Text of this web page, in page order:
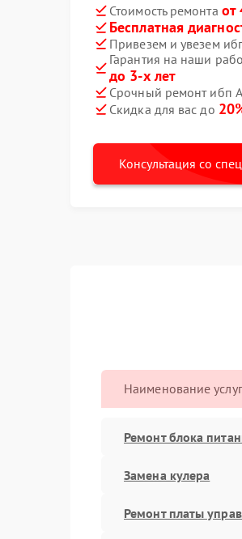
Стоимость ремонта от
Бесплатная
Привезем и увезем
Гарантия на наши
до 3-х лет
Срочный ремонт ибп
Скидка для вас до
Консультация со
Наименование
Ремонт блока
Замена кулера
Ремонт платы